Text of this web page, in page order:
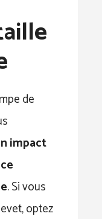
de
impact
. Si vous
optez